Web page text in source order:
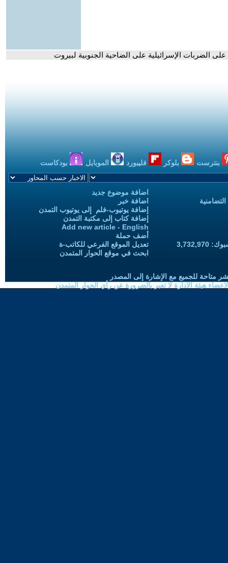
الإسرائيلية على الضاحية الجنوبية لبيروت
بنترست بلوكر فليبورد الموبايل بودكاست
اضافة موضوع جديد
اضافة خبر
إضافة يوتيوب-فلم إلى يوتيوب التمدن
إضافة كتاب إلى مكتبة التمدن
Add new article - English
أضف حملة
تعديل الموقع الفرعي للكاتب-ة
ابحث في موقع الحوار المتمدن
متاحة للجميع مع الإشارة إلى المصدر
هيئة الادارة لا تعبر بالضرورة عن رأي الحوار المتمدن